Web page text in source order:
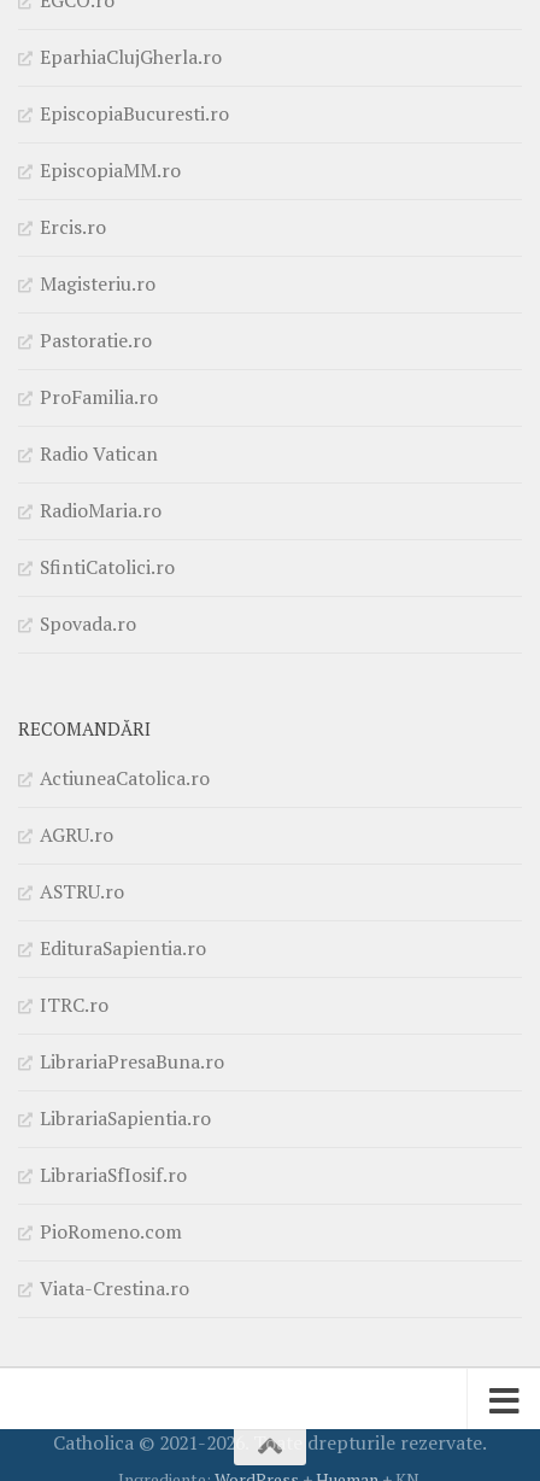
EparhiaClujGherla.ro
EpiscopiaBucuresti.ro
EpiscopiaMM.ro
Ercis.ro
Magisteriu.ro
Pastoratie.ro
ProFamilia.ro
Radio Vatican
RadioMaria.ro
SfintiCatolici.ro
Spovada.ro
RECOMANDĂRI
ActiuneaCatolica.ro
AGRU.ro
ASTRU.ro
EdituraSapientia.ro
ITRC.ro
LibrariaPresaBuna.ro
LibrariaSapientia.ro
LibrariaSfIosif.ro
PioRomeno.com
Viata-Crestina.ro
Catholica © 2021-2026. Toate drepturile rezervate.